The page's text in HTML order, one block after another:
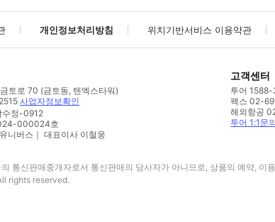
개인정보처리방침 위치기반서비스 이용약관
토로 70 (금토동, 텐엑스타워)
사업자정보확인
정-0912
000024호
니버스｜ 대표이사 이철웅
고객센터
투어
팩스 02-
해외항공
투어 1:1문
통신판매중개자로서 통신판매의 당사자가 아니므로, 상품의 예약, 이
rights reserved.